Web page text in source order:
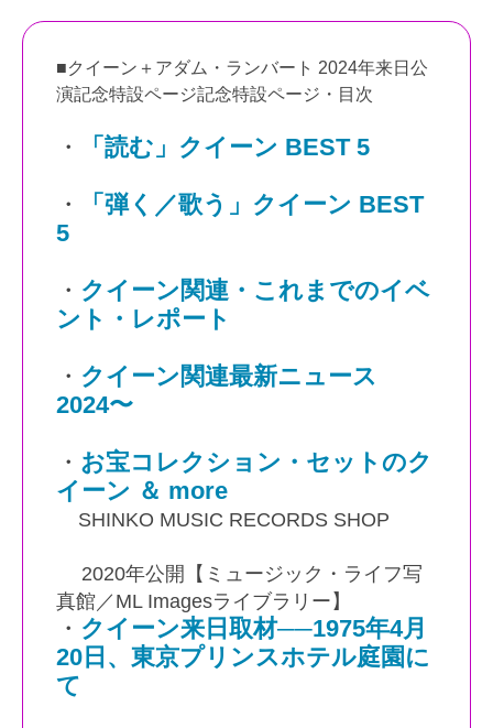
■クイーン＋アダム・ランバート 2024年来日公
演記念特設ページ記念特設ページ・目次
・ 「読む」クイーン BEST 5
・
「弾く／歌う」クイーン BEST
5
・ クイーン関連・これまでのイベ
ント・レポート
・ クイーン関連最新ニュース
2024〜
・ お宝コレクション・セットのク
イーン ＆ more
SHINKO MUSIC RECORDS SHOP
2020年公開【ミュージック・ライフ写
真館／ML Imagesライブラリー】
・ クイーン来日取材──1975年4月
20日、東京プリンスホテル庭園に
て